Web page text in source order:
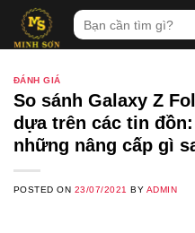
content
Tìm
kiếm:
ĐÁNH GIÁ
So sánh Galaxy Z
dựa trên các tin
những nâng cấp gì
POSTED ON 23/07/2021 BY ADMIN